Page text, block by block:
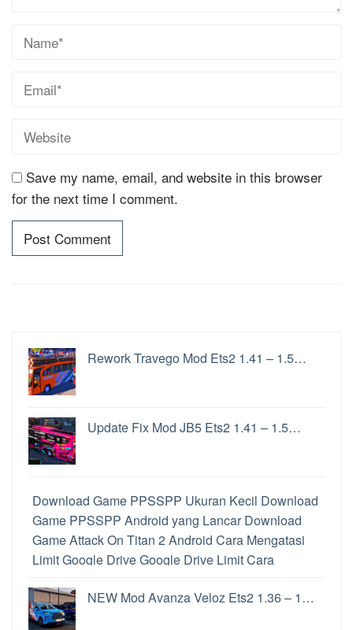
Save my name, email, and website in this browser
for the next time I comment.
Rework Travego Mod Ets2 1.41 – 1.5…
Update Fix Mod JB5 Ets2 1.41 – 1.5…
Download Game PPSSPP Ukuran Kecil Download
Game PPSSPP Android yang Lancar Download
Game Attack On Titan 2 Android Cara Mengatasi
Limit Google DriveGoogle Drive LimitCara
PPSSPP Untuk PC Perbedaan PPSSPP dan
PPSSPP Gold
NEW Mod Avanza Veloz Ets2 1.36 – 1…